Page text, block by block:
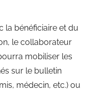
la bénéficiaire et du
le collaborateur
mobiliser les
sur le bulletin
médecin, etc.) ou